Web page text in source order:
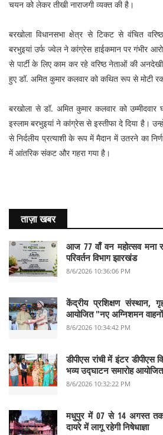
चयन को लेकर तीखी नाराजगी व्यक्त की है।
बरखोला विधानसभा क्षेत्र से टिकट से वंचित
बरभुइयां उर्फ ज्वेल ने कांग्रेस हाईकमान पर गंभीर
से पार्टी के लिए काम कर रहे वरिष्ठ नेताओं की
हुए डॉ. अमित कुमार कलवार को कथित रूप से मोटी
बरखोला से डॉ. अमित कुमार कलवार को
इस्लाम बरभुइयां ने कांग्रेस से इस्तीफा दे दिया है।
से निर्दलीय प्रत्याशी के रूप में मैदान में उतरने का
में आंतरिक संकट और गहरा गया है।
ताज़ा खबर
आज 77 वाँ वन महोत्सव मना
परिवर्तन विभाग झारखंड
8/6/2026 10:36:06 PM
केंद्रीय प्रशिक्षण संस्थान, गृह
आयोजित "नए अग्निशमन वाहनों
8/6/2026 10:34:42 PM
डीपीएस रांची में इंटर डीपीएस
भव्य उद्घाटन समारोह आयोजित
8/6/2026 10:32:22 PM
मधुपुर में 07 से 14 अगस्त तक
दायरे में लागू रहेगी निषेधाज्ञा